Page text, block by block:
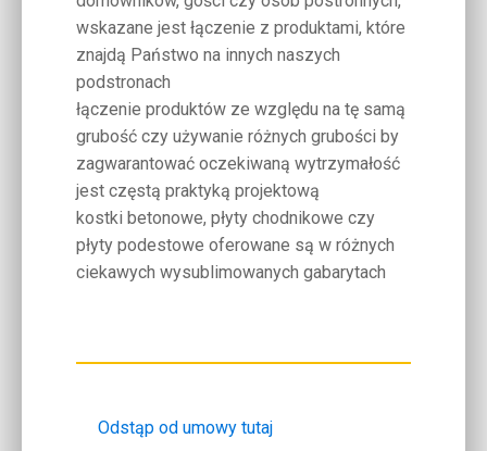
wskazane jest łączenie z produktami, które
znajdą Państwo na innych naszych
podstronach
łączenie produktów ze względu na tę samą
grubość czy używanie różnych grubości by
zagwarantować oczekiwaną wytrzymałość
jest częstą praktyką projektową
kostki betonowe, płyty chodnikowe czy
płyty podestowe oferowane są w różnych
ciekawych wysublimowanych gabarytach
Odstąp od umowy tutaj